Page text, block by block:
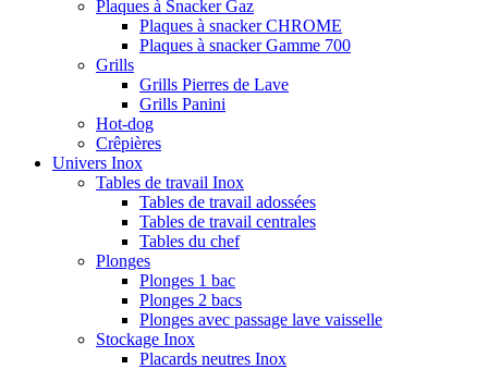
Plaques à Snacker Gaz
Plaques à snacker CHROME
Plaques à snacker Gamme 700
Grills
Grills Pierres de Lave
Grills Panini
Hot-dog
Crêpières
Univers Inox
Tables de travail Inox
Tables de travail adossées
Tables de travail centrales
Tables du chef
Plonges
Plonges 1 bac
Plonges 2 bacs
Plonges avec passage lave vaisselle
Stockage Inox
Placards neutres Inox